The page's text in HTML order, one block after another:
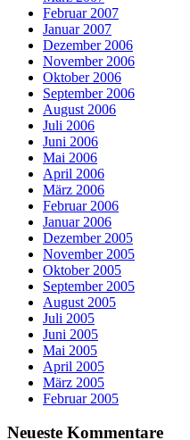
Februar 2007
Januar 2007
Dezember 2006
November 2006
Oktober 2006
September 2006
August 2006
Juli 2006
Juni 2006
Mai 2006
April 2006
März 2006
Februar 2006
Januar 2006
Dezember 2005
November 2005
Oktober 2005
September 2005
August 2005
Juli 2005
Juni 2005
Mai 2005
April 2005
März 2005
Februar 2005
Neueste Kommentare